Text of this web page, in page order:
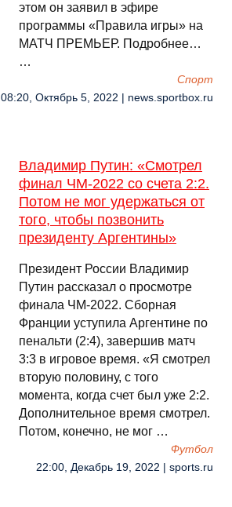
этом он заявил в эфире
программы «Правила игры» на
МАТЧ ПРЕМЬЕР. Подробнее…
…
Спорт
08:20, Октябрь 5, 2022 | news.sportbox.ru
Владимир Путин: «Смотрел
финал ЧМ-2022 со счета 2:2.
Потом не мог удержаться от
того, чтобы позвонить
президенту Аргентины»
Президент России Владимир
Путин рассказал о просмотре
финала ЧМ-2022. Сборная
Франции уступила Аргентине по
пенальти (2:4), завершив матч
3:3 в игровое время. «Я смотрел
вторую половину, с того
момента, когда счет был уже 2:2.
Дополнительное время смотрел.
Потом, конечно, не мог …
Футбол
22:00, Декабрь 19, 2022 | sports.ru